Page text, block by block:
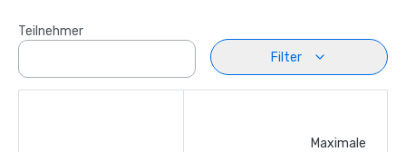
Teilnehmer
Filter
Maximale